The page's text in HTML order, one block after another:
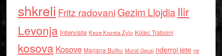
shkreli Fritz radovaniGezim Llojdia Ilir
Levonja Interviste Keze Kozeta Zylo Kolec Traboini
kosova Kosove Marjana Bulku Murat Gecaj nderroi jete ne